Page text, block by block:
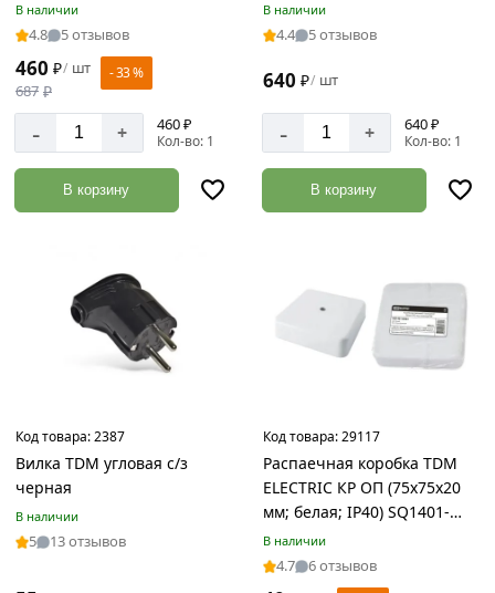
1P 40А SQ0224-0007
В наличии
4.8 5 отзывов
460 ₽/ шт
687 ₽
- 33 %
- + 460 ₽
Кол-во: 1
В корзину
В наличии
4.4 5 отзывов
640 ₽/ шт
- + 640 ₽
Кол-во: 1
В корзину
Код товара:2387
Вилка TDM угловая с/з
черная
В наличии
5 13 отзывов
Код товара:29117
Распаечная коробка TDM
ELECTRIC КР ОП (75x75x20
мм; белая; IP40) SQ1401-
0903
В наличии
4.7 6 отзывов